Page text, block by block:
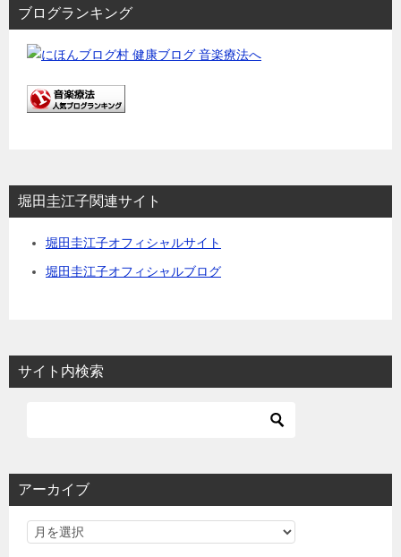
ブログランキング
堀田圭江子関連サイト
堀田圭江子オフィシャルサイト
堀田圭江子オフィシャルブログ
サイト内検索
アーカイブ